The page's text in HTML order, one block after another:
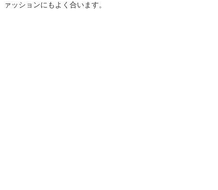
ァッションにもよく合います。